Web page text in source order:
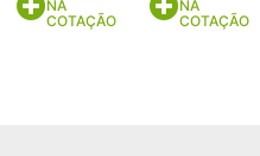
NA
COTAÇÃO
NA
COTAÇÃO